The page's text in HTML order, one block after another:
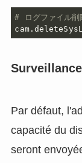
# ログファイル削
Par défaut,
capacité du
seront